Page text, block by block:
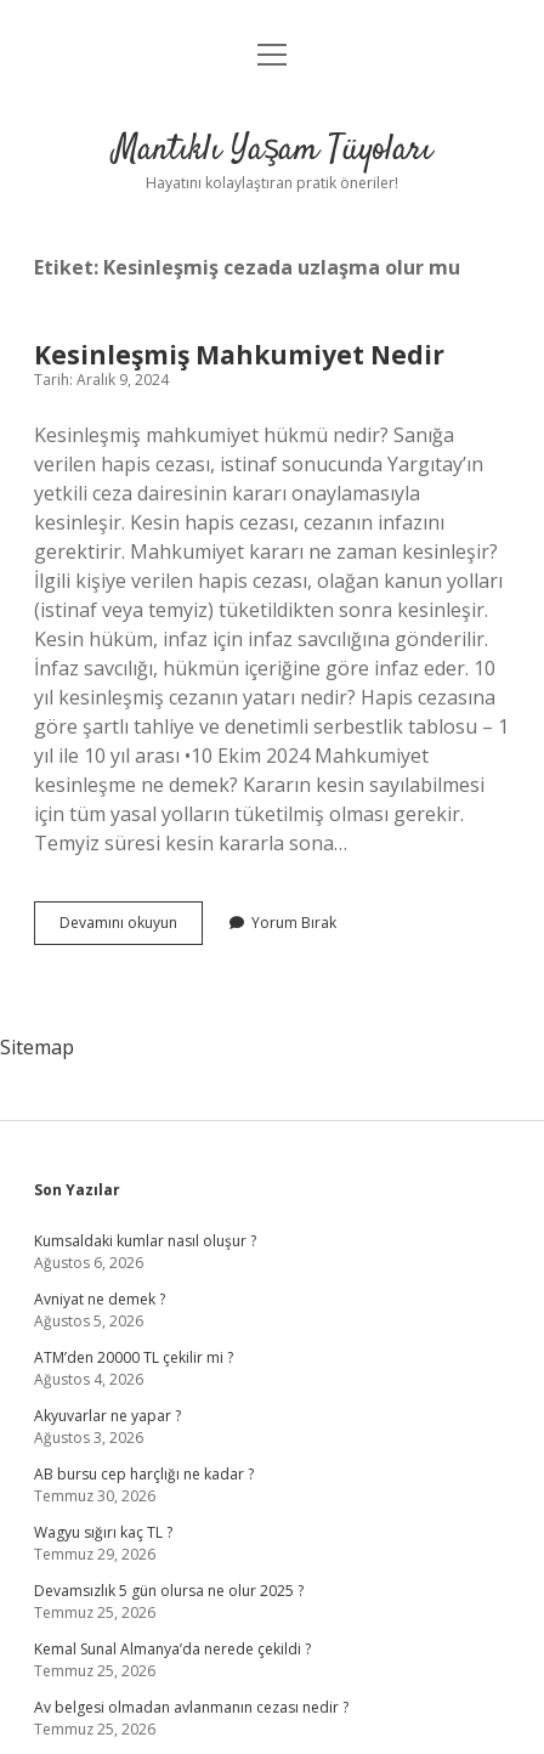
Anasayfa
Yasal Uyarı
menüyü
Mantıklı Yaşam Tüyoları
Hayatını kolaylaştıran pratik öneriler!
Etiket: Kesinleşmiş cezada uzlaşma olur mu
Kesinleşmiş Mahkumiyet Nedir
Tarih: Aralık 9, 2024
Kesinleşmiş mahkumiyet hükmü nedir? Sanığa
verilen hapis cezası, istinaf sonucunda Yargıtay’ın
yetkili ceza dairesinin kararı onaylamasıyla
kesinleşir. Kesin hapis cezası, cezanın infazını
gerektirir. Mahkumiyet kararı ne zaman kesinleşir?
İlgili kişiye verilen hapis cezası, olağan kanun yolları
(istinaf veya temyiz) tüketildikten sonra kesinleşir.
Kesin hüküm, infaz için infaz savcılığına gönderilir.
İnfaz savcılığı, hükmün içeriğine göre infaz eder. 10
yıl kesinleşmiş cezanın yatarı nedir? Hapis cezasına
göre şartlı tahliye ve denetimli serbestlik tablosu – 1
yıl ile 10 yıl arası •10 Ekim 2024 Mahkumiyet
kesinleşme ne demek? Kararın kesin sayılabilmesi
için tüm yasal yolların tüketilmiş olması gerekir.
Temyiz süresi kesin kararla sona…
Devamını okuyun Kesinleşmiş
Mahkumiyet
Yorum Bırak
Sitemap
Sidebar
Son Yazılar
Kumsaldaki kumlar nasıl oluşur ?
Ağustos 6, 2026
Avniyat ne demek ?
Ağustos 5, 2026
ATM’den 20000 TL çekilir mi ?
Ağustos 4, 2026
Akyuvarlar ne yapar ?
Ağustos 3, 2026
AB bursu cep harçlığı ne kadar ?
Temmuz 30, 2026
Wagyu sığırı kaç TL ?
Temmuz 29, 2026
Devamsızlık 5 gün olursa ne olur 2025 ?
Temmuz 25, 2026
Kemal Sunal Almanya’da nerede çekildi ?
Temmuz 25, 2026
Av belgesi olmadan avlanmanın cezası nedir ?
Temmuz 25, 2026